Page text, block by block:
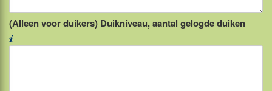
(Alleen voor duikers) Duikniveau, aantal gelogde duiken